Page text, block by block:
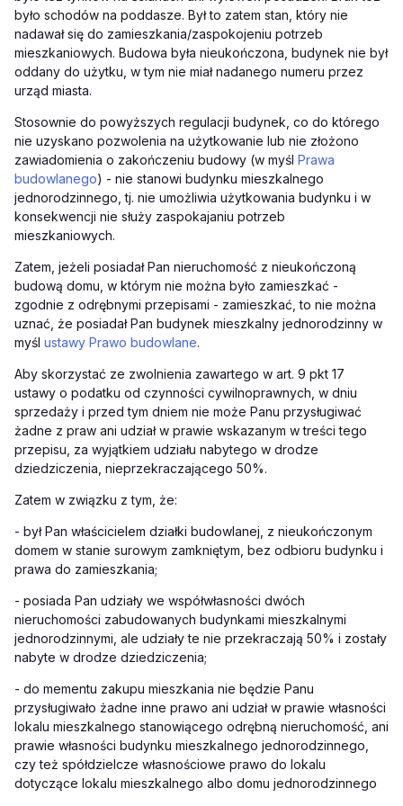
było schodów na poddasze. Był to zatem stan, który nie
nadawał się do zamieszkania/zaspokojeniu potrzeb
mieszkaniowych. Budowa była nieukończona, budynek nie był
oddany do użytku, w tym nie miał nadanego numeru przez
urząd miasta.
Stosownie do powyższych regulacji budynek, co do którego
nie uzyskano pozwolenia na użytkowanie lub nie złożono
zawiadomienia o zakończeniu budowy (w myśl Prawa
budowlanego) - nie stanowi budynku mieszkalnego
jednorodzinnego, tj. nie umożliwia użytkowania budynku i w
konsekwencji nie służy zaspokajaniu potrzeb
mieszkaniowych.
Zatem, jeżeli posiadał Pan nieruchomość z nieukończoną
budową domu, w którym nie można było zamieszkać -
zgodnie z odrębnymi przepisami - zamieszkać, to nie można
uznać, że posiadał Pan budynek mieszkalny jednorodzinny w
myśl ustawy Prawo budowlane.
Aby skorzystać ze zwolnienia zawartego w art. 9 pkt 17
ustawy o podatku od czynności cywilnoprawnych, w dniu
sprzedaży i przed tym dniem nie może Panu przysługiwać
żadne z praw ani udział w prawie wskazanym w treści tego
przepisu, za wyjątkiem udziału nabytego w drodze
dziedziczenia, nieprzekraczającego 50%.
Zatem w związku z tym, że:
- był Pan właścicielem działki budowlanej, z nieukończonym
domem w stanie surowym zamkniętym, bez odbioru budynku i
prawa do zamieszkania;
- posiada Pan udziały we współwłasności dwóch
nieruchomości zabudowanych budynkami mieszkalnymi
jednorodzinnymi, ale udziały te nie przekraczają 50% i zostały
nabyte w drodze dziedziczenia;
- do mementu zakupu mieszkania nie będzie Panu
przysługiwało żadne inne prawo ani udział w prawie własności
lokalu mieszkalnego stanowiącego odrębną nieruchomość, ani
prawie własności budynku mieszkalnego jednorodzinnego,
czy też spółdzielcze własnościowe prawo do lokalu
dotyczące lokalu mieszkalnego albo domu jednorodzinnego